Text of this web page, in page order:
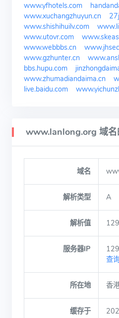
www.yfhotels.com
www.xuchangzhuyun.cn
www.shishihuilv.com
www.utovr.com
www.webbbs.cn
www.gzhunter.cn
bbs.hupu.com
www.zhumadiandaima.cn
live.baidu.com
www.lanlong.org 域名
域名
解析类型 A
解析值
服务器IP
查
所在地 香
缓存于